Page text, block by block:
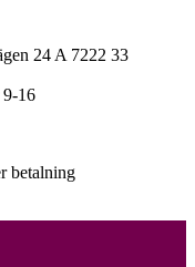
24 A 7222 33
9-16
betalning